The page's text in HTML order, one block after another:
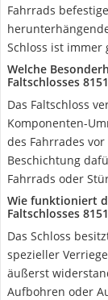
Fahrrads
Schloss ist
Welche
Faltschlosses
Das Faltschloss
Komponenten-
des Fahrrades
Beschichtung
Fahrrads oder
Wie funktioniert
Faltschlosses
Das Schloss
spezieller
äußerst
Aufbohren oder